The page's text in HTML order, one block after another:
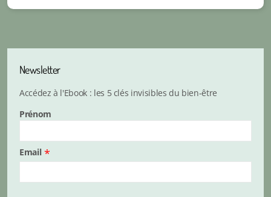
Newsletter
Accédez à l'Ebook : les 5 clés invisibles du bien-être
Prénom
Email*